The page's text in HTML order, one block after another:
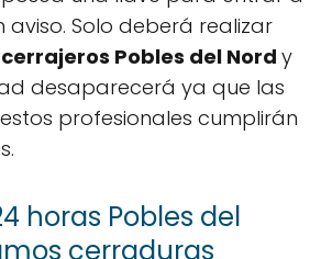
aviso. Solo deberá realizar
cerrajeros Pobles del Nord y
desaparecerá ya que las
profesionales cumplirán
horas Pobles del
cerraduras